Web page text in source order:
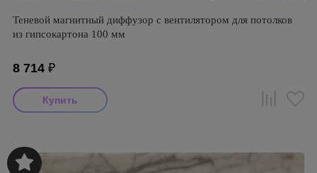
Теневой магнитный диффузор с вентилятором для потолков
из гипсокартона 100 мм
8 714 ₽